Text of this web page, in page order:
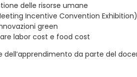
delle risorse umane
Incentive Convention Exhibition)
green
labor cost e food cost
dell’apprendimento da parte del